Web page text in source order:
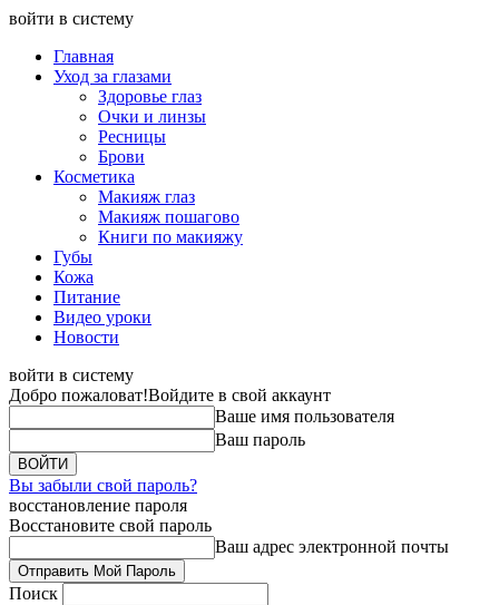
войти в систему
Главная
Уход за глазами
Здоровье глаз
Очки и линзы
Ресницы
Брови
Косметика
Макияж глаз
Макияж пошагово
Книги по макияжу
Губы
Кожа
Питание
Видео уроки
Новости
войти в систему
Добро пожаловат!Войдите в свой аккаунт
Ваше имя пользователя
Ваш пароль
Вы забыли свой пароль?
восстановление пароля
Восстановите свой пароль
Ваш адрес электронной почты
Поиск